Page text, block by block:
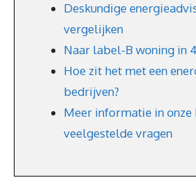
Deskundige
vergelijken
Naar label-B woning in
Hoe zit het met een
bedrijven?
Meer informatie in onze
veelgestelde vragen